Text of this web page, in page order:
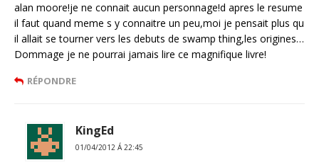
alan moore!je ne connait aucun personnage!d apres le resume
il faut quand meme s y connaitre un peu,moi je pensait plus qu
il allait se tourner vers les debuts de swamp thing,les origines…
Dommage je ne pourrai jamais lire ce magnifique livre!
RÉPONDRE
KingEd
01/04/2012 Á 22:45